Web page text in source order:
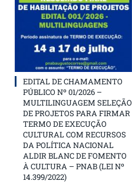
EDITAL DE CHAMAMENTO
PÚBLICO Nº 01/2026 –
MULTILINGUAGEM SELEÇÃO
DE PROJETOS PARA FIRMAR
TERMO DE EXECUÇÃO
CULTURAL COM RECURSOS
DA POLÍTICA NACIONAL
ALDIR BLANC DE FOMENTO
À CULTURA – PNAB (LEI Nº
14.399/2022)